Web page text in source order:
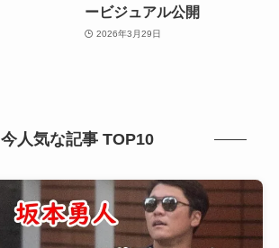
ービジュアル公開
2026年3月29日
今人気な記事 TOP10